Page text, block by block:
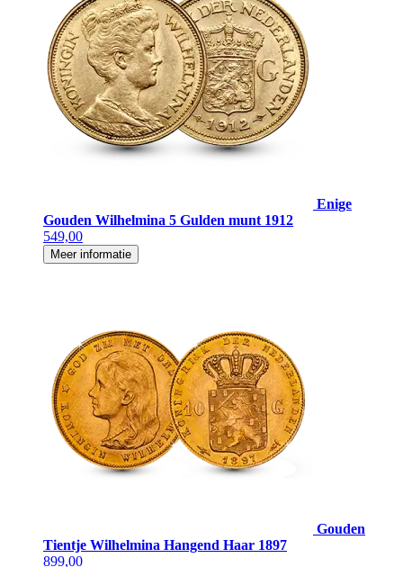
Enige
Gouden Wilhelmina 5 Gulden munt 1912
549,00
Meer informatie
Gouden
Tientje Wilhelmina Hangend Haar 1897
899,00